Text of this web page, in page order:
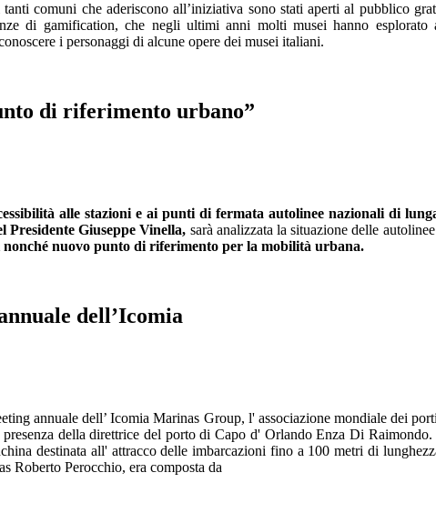
comuni che aderiscono all’iniziativa sono stati aperti al pubblico
di gamification, che negli ultimi anni molti musei hanno
i personaggi di alcune opere dei musei italiani.
di riferimento urbano”
alle stazioni e ai punti di fermata autolinee nazionali di
Presidente Giuseppe Vinella, sarà analizzata la situazione delle
nuovo punto di riferimento per la mobilità urbana.
dell’Icomia
annuale dell’ Icomia Marinas Group, l' associazione mondiale dei
della direttrice del porto di Capo d' Orlando Enza Di Raimondo.
destinata all' attracco delle imbarcazioni fino a 100 metri di
Roberto Perocchio, era composta da